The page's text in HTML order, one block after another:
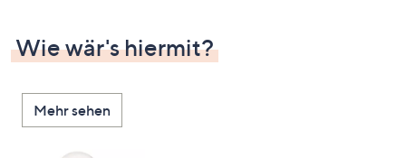
Wie wär's hiermit?
Mehr sehen